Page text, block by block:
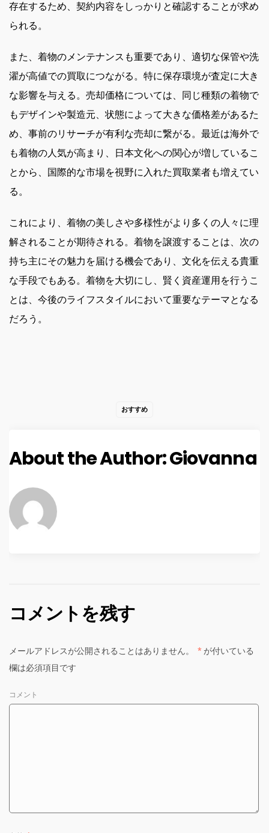
存在するため、契約内容をしっかりと確認することが求め
られる。
また、着物のメンテナンスも重要であり、適切な保管や洗
濯が高値での買取につながる。特に保存環境が査定に大き
な影響を与える。売却価格については、同じ種類の着物で
もデザインや製造元、状態によって大きな価格差があるた
め、事前のリサーチが有利な売却に繋がる。最近は海外で
も着物の人気が高まり、日本文化への関心が増しているこ
とから、国際的な市場を視野に入れた買取業者も増えてい
る。
これにより、着物の美しさや多様性がより多くの人々に理
解されることが期待される。着物を譲渡することは、次の
持ち主にその魅力を届ける機会であり、文化を伝える貴重
な手段でもある。着物を大切にし、賢く資産運用を行うこ
とは、今後のライフスタイルにおいて重要なテーマとなる
だろう。
おすすめ
About the Author:Giovanna
コメントを残す
メールアドレスが公開されることはありません。 * が付いている
欄は必須項目です
コメント